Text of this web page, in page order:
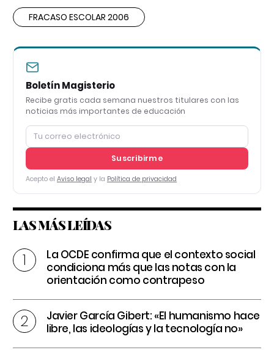
FRACASO ESCOLAR 2006
Boletín Magisterio
Recibe gratis cada semana nuestros titulares con las
noticias más importantes de educación
Suscribirme
Acepto el Aviso legal y la Política de privacidad
LAS MÁS LEÍDAS
La OCDE confirma que el contexto social
condiciona más que las notas con la
orientación como contrapeso
Javier García Gibert: «El humanismo hace
libre, las ideologías y la tecnología no»